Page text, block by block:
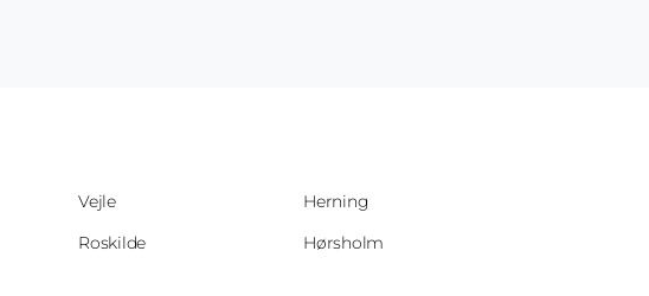
Vejle
Herning
Roskilde Hørsholm